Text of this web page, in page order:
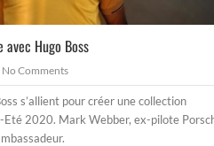
avec Hugo Boss
No Comments
s’allient pour créer une collection
Eté 2020. Mark Webber, ex-pilote